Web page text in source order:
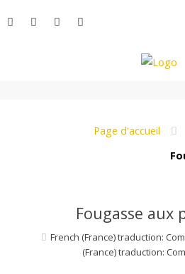
au
Page d'accueil
Fougasse aux
French (France) traduction:
(France) traduction: